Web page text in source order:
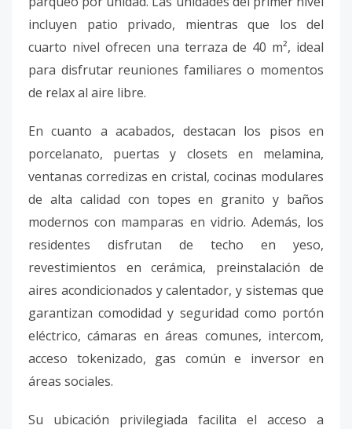
incluyen patio privado, mientras que los del
cuarto nivel ofrecen una terraza de 40 m², ideal
para disfrutar reuniones familiares o momentos
de relax al aire libre.
En cuanto a acabados, destacan los pisos en
porcelanato, puertas y closets en melamina,
ventanas corredizas en cristal, cocinas modulares
de alta calidad con topes en granito y baños
modernos con mamparas en vidrio. Además, los
residentes disfrutan de techo en yeso,
revestimientos en cerámica, preinstalación de
aires acondicionados y calentador, y sistemas que
garantizan comodidad y seguridad como portón
eléctrico, cámaras en áreas comunes, intercom,
acceso tokenizado, gas común e inversor en
áreas sociales.
Su ubicación privilegiada facilita el acceso a